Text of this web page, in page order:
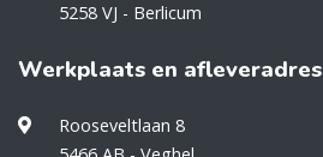
5258 VJ - Berlicum
Werkplaats en afleveradres
Rooseveltlaan 8